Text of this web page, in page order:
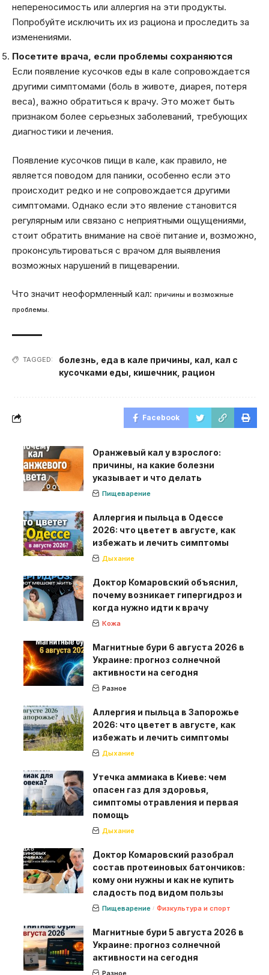
непереносимость или аллергия на эти продукты.
Попробуйте исключить их из рациона и проследить за
изменениями.
Посетите врача, если проблемы сохраняются
Если появление кусочков еды в кале сопровождается
другими симптомами (боль в животе, диарея, потеря
веса), важно обратиться к врачу. Это может быть
признаком более серьезных заболеваний, требующих
диагностики и лечения.
Появление кусочков пищи в кале, как правило, не
является поводом для паники, особенно если это
происходит редко и не сопровождается другими
симптомами. Однако если это явление становится
регулярным или связано с неприятными ощущениями,
стоит обратить внимание на своё питание и, возможно,
проконсультироваться с врачом для выявления
возможных нарушений в пищеварении.
Что значит неоформленный кал: причины и возможные
проблемы.
TAGGED: болезнь еда в кале причины кал кал с
кусочками еды кишечник рацион
Facebook
Оранжевый кал у взрослого:
причины, на какие болезни
указывает и что делать
Пищеварение
Аллергия и пыльца в Одессе
2026: что цветет в августе, как
избежать и лечить симптомы
Дыхание
Доктор Комаровский объяснил,
почему возникает гипергидроз и
когда нужно идти к врачу
Кожа
Магнитные бури 6 августа 2026 в
Украине: прогноз солнечной
активности на сегодня
Разное
Аллергия и пыльца в Запорожье
2026: что цветет в августе, как
избежать и лечить симптомы
Дыхание
Утечка аммиака в Киеве: чем
опасен газ для здоровья,
симптомы отравления и первая
помощь
Дыхание
Доктор Комаровский разобрал
состав протеиновых батончиков:
кому они нужны и как не купить
сладость под видом пользы
Пищеварение Физкультура и спорт
Магнитные бури 5 августа 2026 в
Украине: прогноз солнечной
активности на сегодня